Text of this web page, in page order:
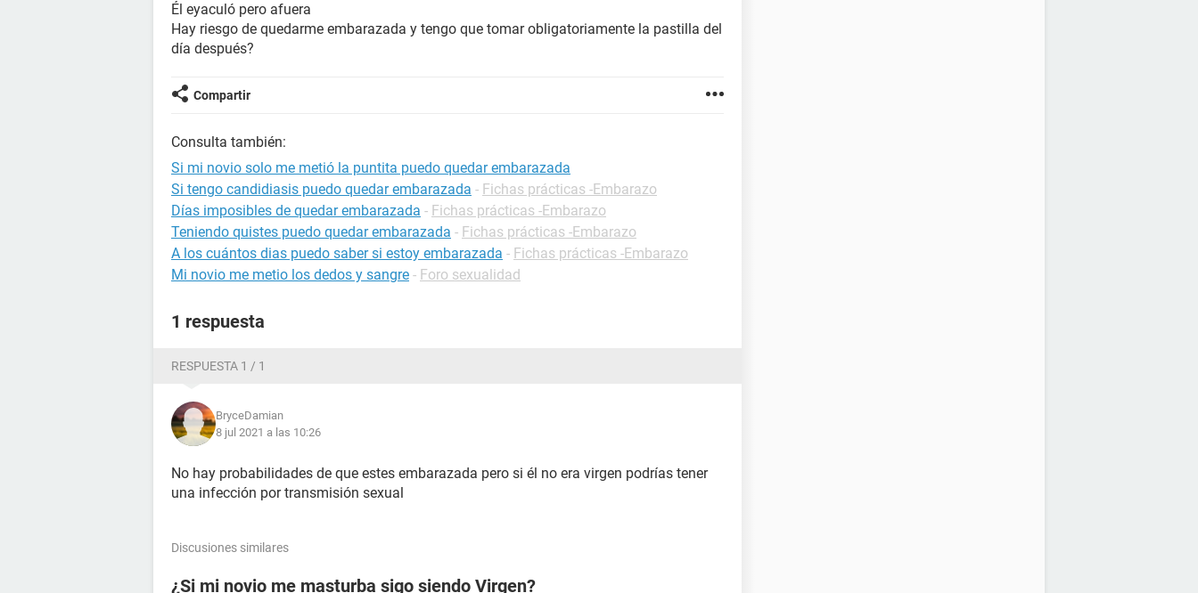
Él eyaculó pero afuera
Hay riesgo de quedarme embarazada y tengo que tomar obligatoriamente la pastilla del
día después?
Compartir
Consulta también:
Si mi novio solo me metió la puntita puedo quedar embarazada
Si tengo candidiasis puedo quedar embarazada - Fichas prácticas -Embarazo
Días imposibles de quedar embarazada - Fichas prácticas -Embarazo
Teniendo quistes puedo quedar embarazada - Fichas prácticas -Embarazo
A los cuántos dias puedo saber si estoy embarazada - Fichas prácticas -Embarazo
Mi novio me metio los dedos y sangre - Foro sexualidad
1 respuesta
RESPUESTA 1 / 1
BryceDamian
8 jul 2021 a las 10:26
No hay probabilidades de que estes embarazada pero si él no era virgen podrías tener
una infección por transmisión sexual
Discusiones similares
¿Si mi novio me masturba sigo siendo Virgen?